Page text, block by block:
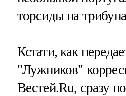
торсиды на
Кстати, как
"Лужников"
Вестей.Ru, сразу